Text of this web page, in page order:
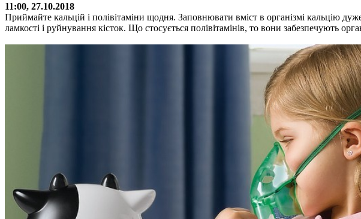
11:00, 27.10.2018
Приймайте кальцій і полівітаміни щодня. Заповнювати вміст в організмі кальцію
ламкості і руйнування кісток. Що стосується полівітамінів, то вони забезпечують